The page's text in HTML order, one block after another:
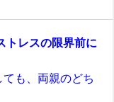
トレスの限界前に
も、両親のどち